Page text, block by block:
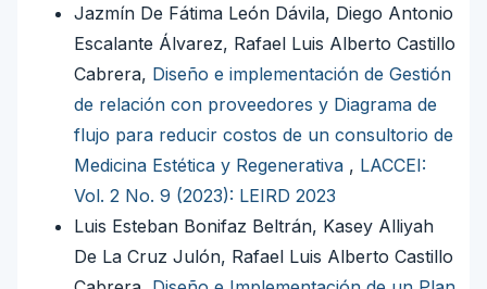
Jazmín De Fátima León Dávila, Diego Antonio
Escalante Álvarez, Rafael Luis Alberto Castillo
Cabrera, Diseño e implementación de Gestión
de relación con proveedores y Diagrama de
flujo para reducir costos de un consultorio de
Medicina Estética y Regenerativa , LACCEI:
Vol. 2 No. 9 (2023): LEIRD 2023
Luis Esteban Bonifaz Beltrán, Kasey Alliyah
De La Cruz Julón, Rafael Luis Alberto Castillo